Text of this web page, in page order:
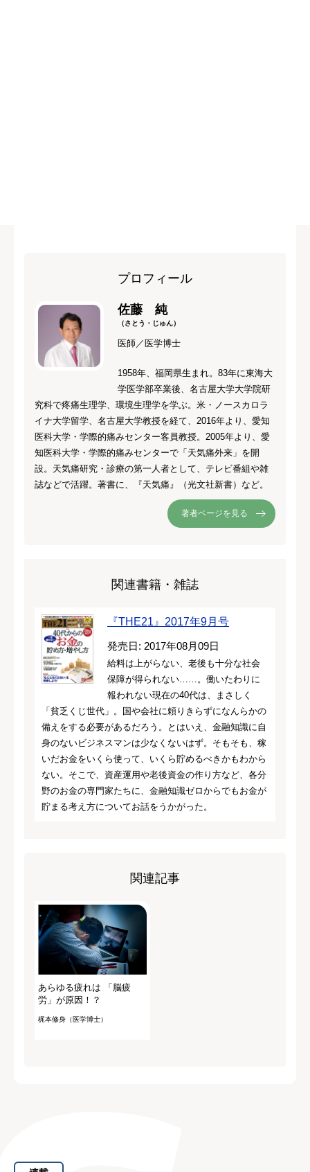
プロフィール
佐藤 純
（さとう・じゅん）
医師／医学博士
1958年、福岡県生まれ。83年に東海大
学医学部卒業後、名古屋大学大学院研
究科で疼痛生理学、環境生理学を学ぶ。米・ノースカロラ
イナ大学留学、名古屋大学教授を経て、2016年より、愛知
医科大学・学際的痛みセンター客員教授。2005年より、愛
知医科大学・学際的痛みセンターで「天気痛外来」を開
設。天気痛研究・診療の第一人者として、テレビ番組や雑
誌などで活躍。著書に、『天気痛』（光文社新書）など。
著者ページを見る
関連書籍・雑誌
『THE21』2017年9月号
発売日: 2017年08月09日
給料は上がらない、老後も十分な社会
保障が得られない……。働いたわりに
報われない現在の40代は、まさしく
「貧乏くじ世代」。国や会社に頼りきらずになんらかの
備えをする必要があるだろう。とはいえ、金融知識に自
身のないビジネスマンは少なくないはず。そもそも、稼
いだお金をいくら使って、いくら貯めるべきかもわから
ない。そこで、資産運用や老後資金の作り方など、各分
野のお金の専門家たちに、金融知識ゼロからでもお金が
貯まる考え方についてお話をうかがった。
関連記事
あらゆる疲れは 「脳疲
労」が原因！？
梶本修身（医学博士）